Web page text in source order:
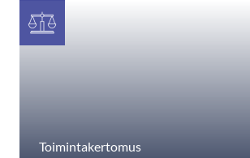
Toimintakertomus